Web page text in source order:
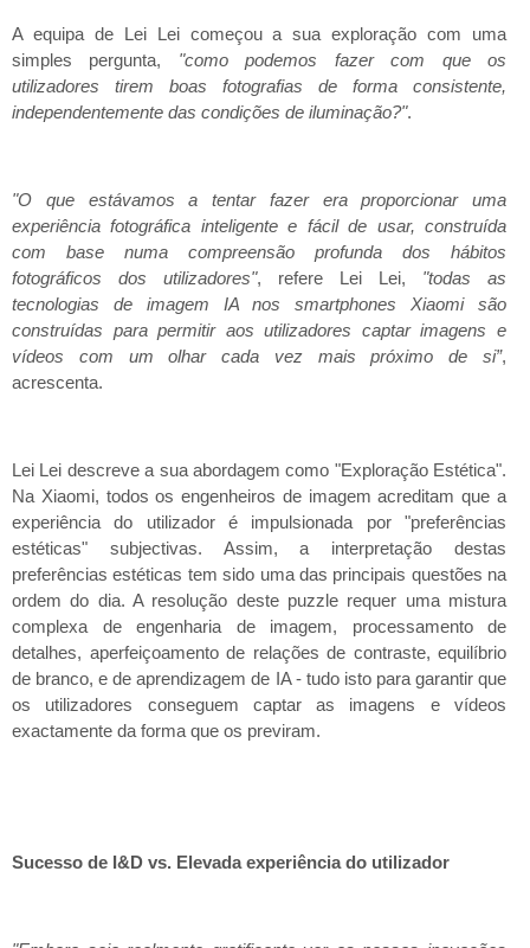
A equipa de Lei Lei começou a sua exploração com uma
simples pergunta, "como podemos fazer com que os
utilizadores tirem boas fotografias de forma consistente,
independentemente das condições de iluminação?".
"O que estávamos a tentar fazer era proporcionar uma
experiência fotográfica inteligente e fácil de usar, construída
com base numa compreensão profunda dos hábitos
fotográficos dos utilizadores", refere Lei Lei, "todas as
tecnologias de imagem IA nos smartphones Xiaomi são
construídas para permitir aos utilizadores captar imagens e
vídeos com um olhar cada vez mais próximo de si”,
acrescenta.
Lei Lei descreve a sua abordagem como "Exploração Estética".
Na Xiaomi, todos os engenheiros de imagem acreditam que a
experiência do utilizador é impulsionada por "preferências
estéticas" subjectivas. Assim, a interpretação destas
preferências estéticas tem sido uma das principais questões na
ordem do dia. A resolução deste puzzle requer uma mistura
complexa de engenharia de imagem, processamento de
detalhes, aperfeiçoamento de relações de contraste, equilíbrio
de branco, e de aprendizagem de IA - tudo isto para garantir que
os utilizadores conseguem captar as imagens e vídeos
exactamente da forma que os previram.
Sucesso de I&D vs. Elevada experiência do utilizador